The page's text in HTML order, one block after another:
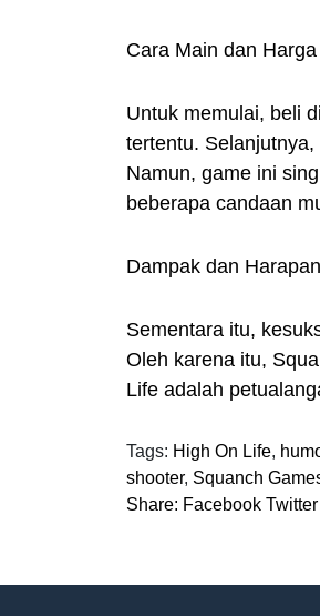
Cara Main dan Harga
Untuk memulai, beli
tertentu.
Namun, game ini
beberapa candaan
Dampak dan Harapan
Sementara itu,
Oleh karena itu,
Life adalah
Tags: High On Life,
shooter, Squanch
Share: Facebook Twitter